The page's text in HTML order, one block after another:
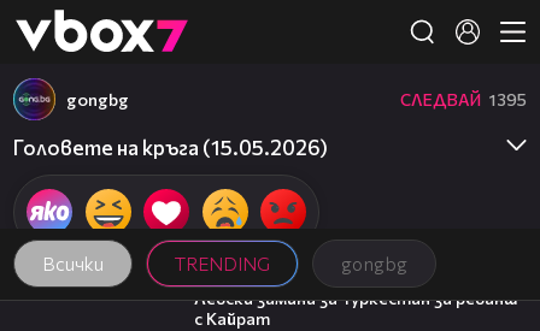
👾
Всички TRENDING gongbg
gongbg СЛЕДВАЙ 1395
Головете на кръга (15.05.2026)
00:43
Левски замина за Туркестан за реванш
с Кайрат